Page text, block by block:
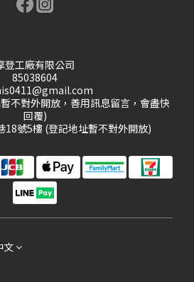
登工廠有限公司
85038604
不對外開放，善用訊息留言，會盡快
回覆)
18號5樓 (登記地址暫不對外開放)
文